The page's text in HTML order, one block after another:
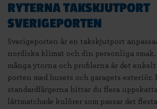
RYTERNA TAKSKJUTPORT
SVERIGEPORTEN
Sverigeporten är en takskjutport
nordiska klimat och din personliga smak.
många ytorna och profilerna är det
porten med husets och garagets exteriör.
standardfärgerna hittar du flera
lättmatchade kulörer som passar det